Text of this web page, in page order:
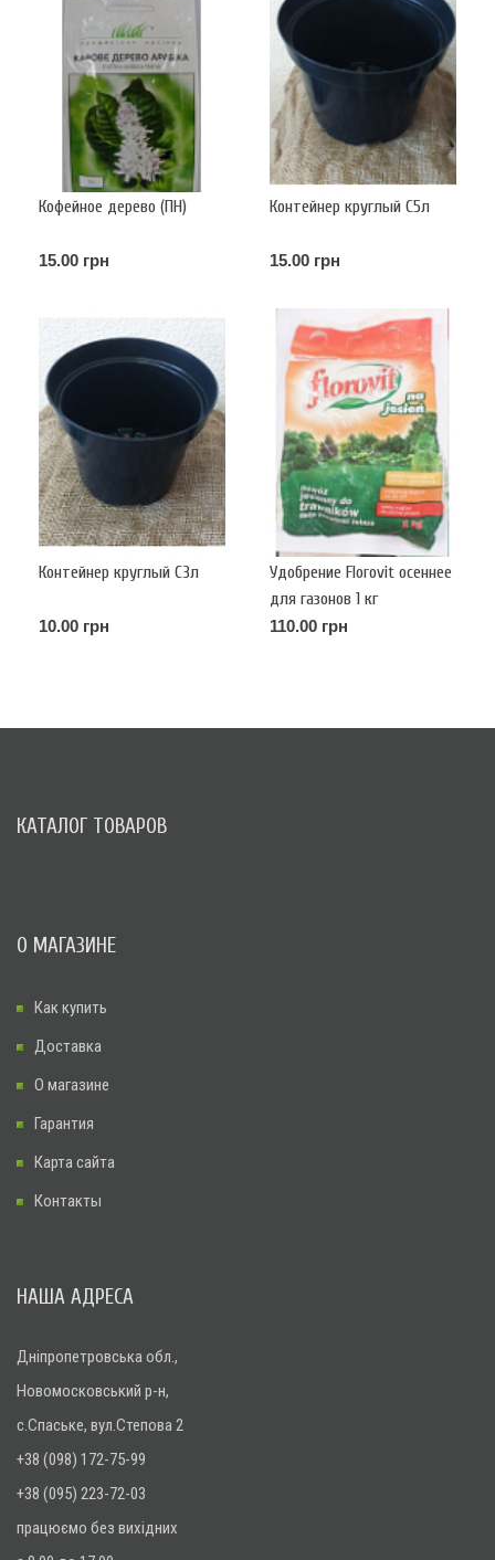
Кофейное дерево (ПН)
15.00 грн
Контейнер круглый С5л
15.00 грн
Контейнер круглый С3л
10.00 грн
Удобрение Florovit осеннее
для газонов 1 кг
110.00 грн
КАТАЛОГ ТОВАРОВ
О МАГАЗИНЕ
Как купить
Доставка
О магазине
Гарантия
Карта сайта
Контакты
НАША АДРЕСА
Дніпропетровська обл.,
Новомосковський р-н,
с.Спаське, вул.Степова 2
+38 (098) 172-75-99
+38 (095) 223-72-03
працюємо без вихідних